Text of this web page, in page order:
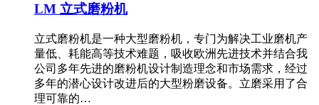
LM 立式磨粉机
立式磨粉机是一种大型磨粉机，专门为解决工业磨机产
量低、耗能高等技术难题，吸收欧洲先进技术并结合我
公司多年先进的磨粉机设计制造理念和市场需求，经过
多年的潜心设计改进后的大型粉磨设备。立磨采用了合
理可靠的…